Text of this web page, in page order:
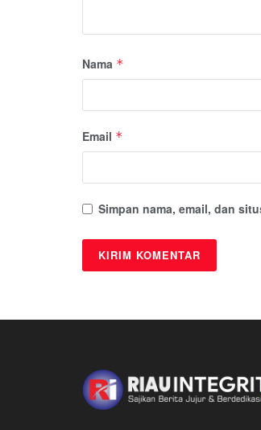
Nama *
Email *
Simpan nama, email, dan